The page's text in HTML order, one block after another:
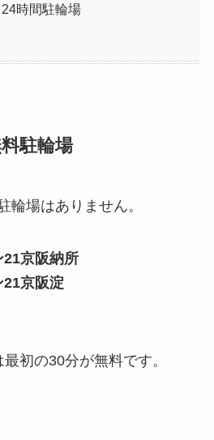
時間駐輪場
駐輪場
輪場はありません。
京阪納所
京阪淀
初の30分が無料です。